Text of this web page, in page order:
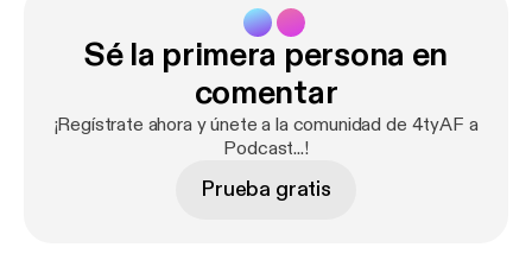
Sé la primera persona en
comentar
¡Regístrate ahora y únete a la comunidad de 4tyAF a
Podcast...!
Prueba gratis